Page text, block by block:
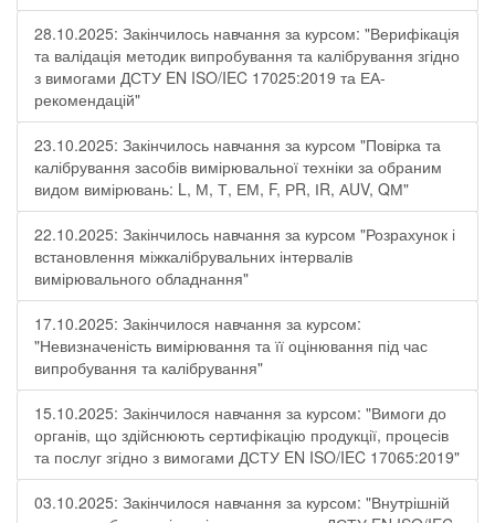
28.10.2025: Закінчилось навчання за курсом: "Верифікація
та валідація методик випробування та калібрування згідно
з вимогами ДСТУ EN ISO/IEC 17025:2019 та ЕА-
рекомендацій"
23.10.2025: Закінчилось навчання за курсом "Повірка та
калібрування засобів вимірювальної техніки за обраним
видом вимірювань: L, М, Т, ЕМ, F, РR, ІR, АUV, QМ"
22.10.2025: Закінчилось навчання за курсом "Розрахунок і
встановлення міжкалібрувальних інтервалів
вимірювального обладнання"
17.10.2025: Закінчилося навчання за курсом:
"Невизначеність вимірювання та її оцінювання під час
випробування та калібрування"
15.10.2025: Закінчилося навчання за курсом: "Вимоги до
органів, що здійснюють сертифікацію продукції, процесів
та послуг згідно з вимогами ДСТУ EN ISO/IEC 17065:2019"
03.10.2025: Закінчилося навчання за курсом: "Внутрішній